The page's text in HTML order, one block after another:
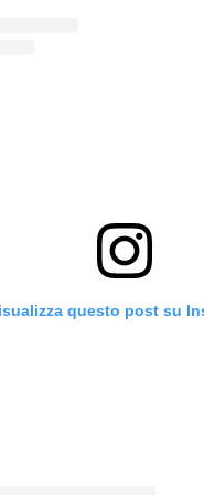
questo post su